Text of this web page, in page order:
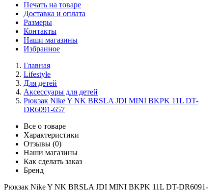
Печать на товаре
Доставка и оплата
Размеры
Контакты
Наши магазины
Избранное
Главная
Lifestyle
Для детей
Аксессуары для детей
Рюкзак Nike Y NK BRSLA JDI MINI BKPK 11L DT-
DR6091-657
Все о товаре
Характеристики
Отзывы (0)
Наши магазины
Как сделать заказ
Бренд
Рюкзак Nike Y NK BRSLA JDI MINI BKPK 11L DT-DR6091-